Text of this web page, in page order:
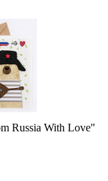
Russia With Love"